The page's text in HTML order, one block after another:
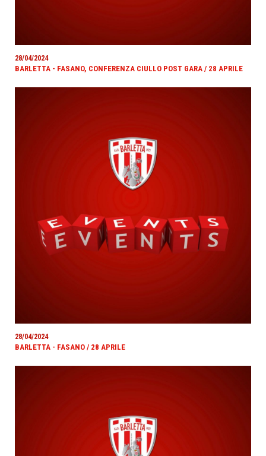
28/04/2024
BARLETTA - FASANO, CONFERENZA CIULLO POST GARA / 28 APRILE
28/04/2024
BARLETTA - FASANO / 28 APRILE